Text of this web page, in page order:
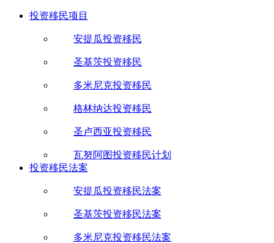
投资移民项目
安提瓜投资移民
圣基茨投资移民
多米尼克投资移民
格林纳达投资移民
圣卢西亚投资移民
瓦努阿图投资移民计划
投资移民法案
安提瓜投资移民法案
圣基茨投资移民法案
多米尼克投资移民法案